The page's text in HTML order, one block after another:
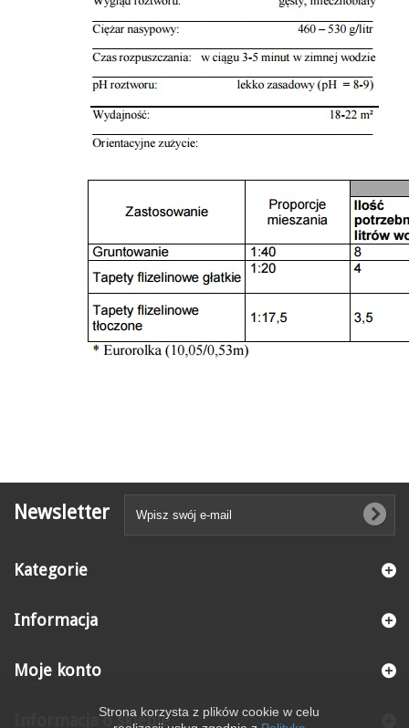
Newsletter
Kategorie
Informacja
Moje konto
Informacja o sklepieStrona korzysta z plików cookie w celu